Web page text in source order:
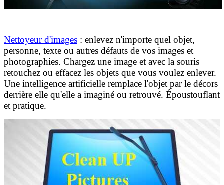
Nettoyeur d'images : enlevez n'importe quel objet,
personne, texte ou autres défauts de vos images et
photographies. Chargez une image et avec la souris
retouchez ou effacez les objets que vous voulez enlever.
Une intelligence artificielle remplace l'objet par le décors
derrière elle qu'elle a imaginé ou retrouvé. Époustouflant
et pratique.